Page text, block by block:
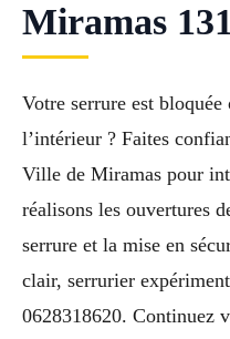
Miramas
Votre serrure est
l’intérieur ? Faites
Ville de Miramas pour
réalisons les ouvertures
serrure et la mise en
clair, serrurier
0628318620. Continuez